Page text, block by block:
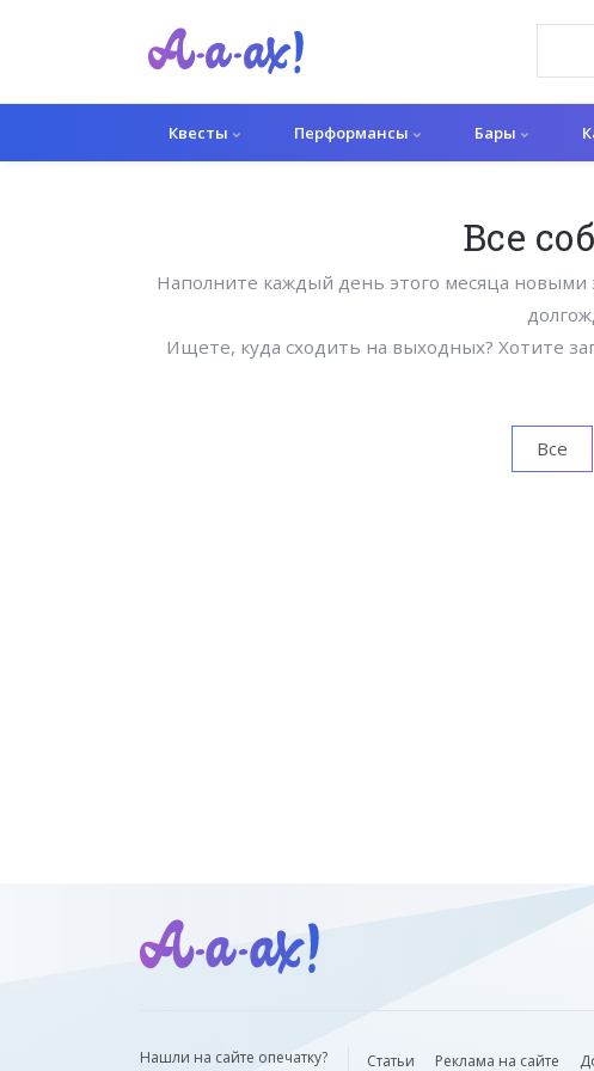
Квесты Перформансы Бары
Все
Наполните каждый день этого месяца
Ищете, куда сходить на выходных? Хотите
Все
Нашли на сайте опечатку?
Статьи Реклама на сайте